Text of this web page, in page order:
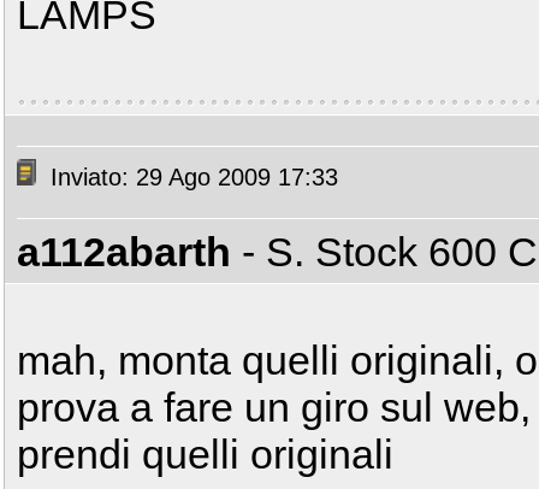
LAMPS
Inviato: 29 Ago 2009 17:33
a112abarth - S. Stock 600
mah, monta quelli originali,
prova a fare un giro sul
prendi quelli originali